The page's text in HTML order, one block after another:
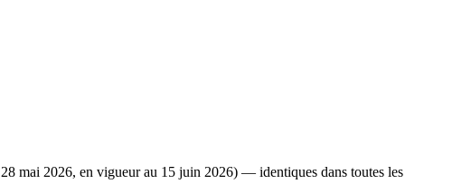
mai 2026, en vigueur au 15 juin 2026) — identiques dans toutes les